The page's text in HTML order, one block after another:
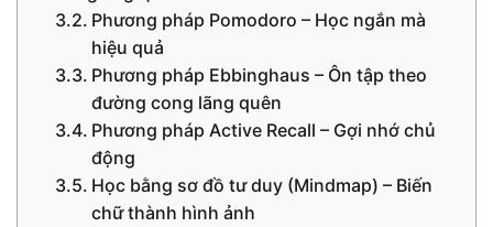
Phương pháp Pomodoro – Học ngắn mà
hiệu quả
Phương pháp Ebbinghaus – Ôn tập theo
đường cong lãng quên
Phương pháp Active Recall – Gợi nhớ chủ
động
Học bằng sơ đồ tư duy (Mindmap) – Biến
chữ thành hình ảnh